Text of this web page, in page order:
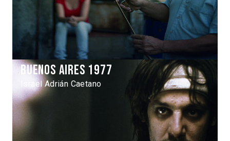
Buenos Aires 1977
Israel Adrián Caetano